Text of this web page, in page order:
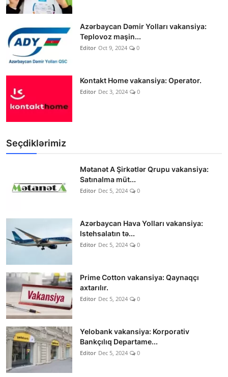
Azərbaycan Dəmir Yolları vakansiya:
Teplovoz maşin...
Editor Oct 9, 2024 0
Kontakt Home vakansiya: Operator.
Editor Dec 3, 2024 0
Seçdiklərimiz
Mətanət A Şirkətlər Qrupu vakansiya:
Satınalma müt...
Editor Dec 5, 2024 0
Azərbaycan Hava Yolları vakansiya:
Istehsalatın tə...
Editor Dec 5, 2024 0
Prime Cotton vakansiya: Qaynaqçı
axtarılır.
Editor Dec 5, 2024 0
Yelobank vakansiya: Korporativ
Bankçılıq Departame...
Editor Dec 5, 2024 0